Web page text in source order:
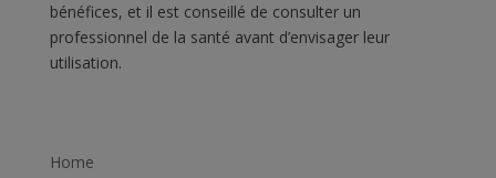
bénéfices, et il est conseillé de consulter un
professionnel de la santé avant d’envisager leur
utilisation.
Home